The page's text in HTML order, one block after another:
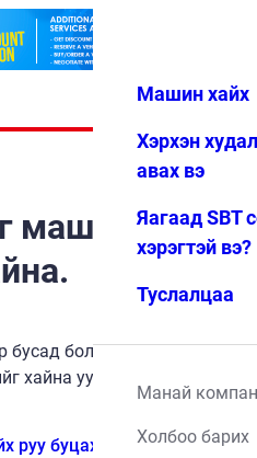
Дуртай Цэс
Машин хайх
Хэрхэн
авах вэ
Яагаад SBT
хэрэгтэй вэ?
Туслалцаа
Манай
Холбоо барих
машин
бусад боломжит тээврийн
хайна уу.
руу буцах